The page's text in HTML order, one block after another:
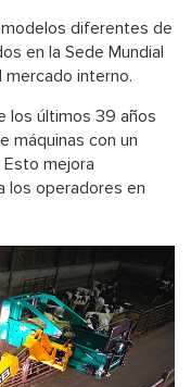
diferentes de
en la Sede Mundial
mercado interno.
los últimos 39 años
máquinas con un
mejora
los operadores en